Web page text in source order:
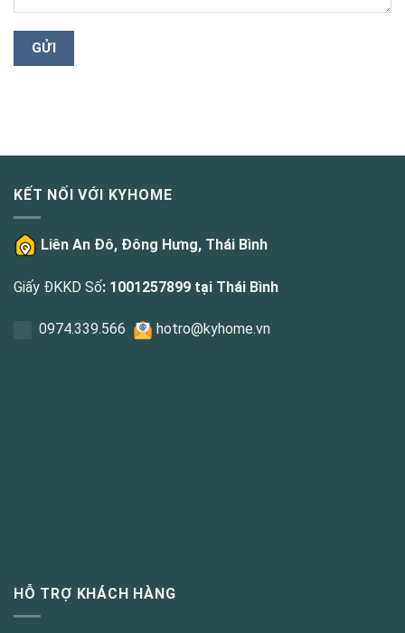
KẾT NỐI VỚI KYHOME
Liên An Đô, Đông Hưng, Thái Bình
Giấy ĐKKD Số: 1001257899 tại Thái Bình
0974.339.566 hotro@kyhome.vn
HỖ TRỢ KHÁCH HÀNG